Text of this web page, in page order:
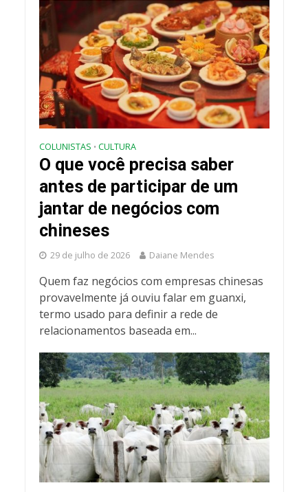
COLUNISTAS • CULTURA
O que você precisa saber
antes de participar de um
jantar de negócios com
chineses
29 de julho de 2026 Daiane Mendes
Quem faz negócios com empresas chinesas
provavelmente já ouviu falar em guanxi,
termo usado para definir a rede de
relacionamentos baseada em...